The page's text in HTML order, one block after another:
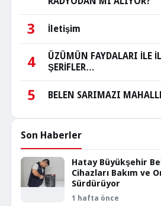
3 İletişim
4
ÜZÜMÜN FAYDALARI İLE
ŞERİFLER…
5 BELEN SARIMAZI
Son Haberler
Hatay Büyükşehir
Cihazları Bakım ve
Sürdürüyor
1 hafta önce